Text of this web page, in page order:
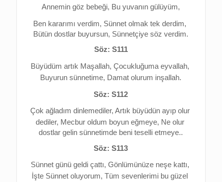
Annemin göz bebeği, Bu yuvanın gülüyüm,
Ben kararımı verdim,
Bütün dostlar buyursun, Sünnetçiye söz verdim.
Söz: S111
Büyüdüm artık Maşallah,
Buyurun sünnetime, Damat olurum inşallah.
Söz: S112
Çok ağladım dinlemediler, Artık büyüdün ayıp olur
dediler, Mecbur oldum boyun eğmeye, Ne olur
dostlar gelin sünnetimde beni teselli etmeye..
Söz: S113
Sünnet günü geldi çattı,
İşte Sünnet oluyorum, Tüm sevenlerimi bu güzel